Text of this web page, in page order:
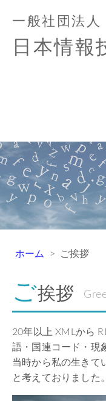
一般社団法人
日本情報
ホーム ご挨拶
ご挨拶
20年以上 XMLから
語・国連コード・現
当時から私の生きて
と考えておりました。